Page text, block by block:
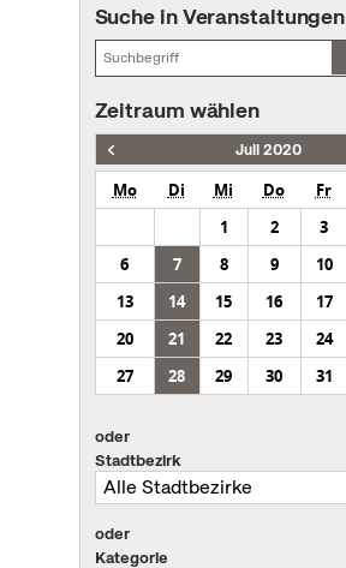
Suche in Veranstaltungen
Zeitraum wählen
Juli 2020
Mo Di Mi Do Fr
1
2 3
6
7 8 9 10
13
14 15 16 17
20
21 22 23 24
27
28 29 30 31
oder
Stadtbezirk
oder
Kategorie